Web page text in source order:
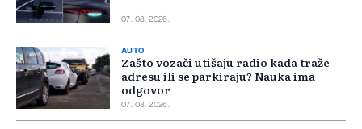
07. 08. 2026.
AUTO
Zašto vozači utišaju radio kada traže
adresu ili se parkiraju? Nauka ima
odgovor
07. 08. 2026.